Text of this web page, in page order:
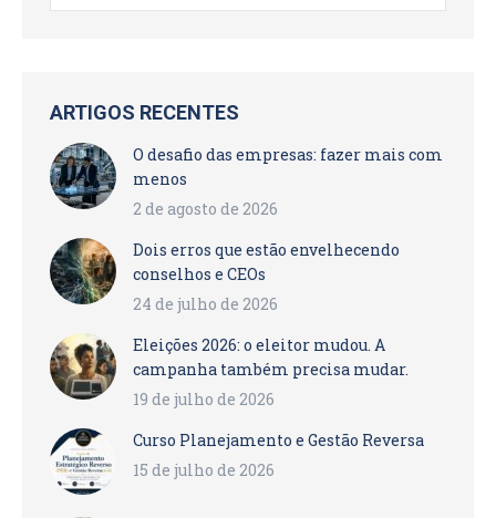
ARTIGOS RECENTES
O desafio das empresas: fazer mais com
menos
2 de agosto de 2026
Dois erros que estão envelhecendo
conselhos e CEOs
24 de julho de 2026
Eleições 2026: o eleitor mudou. A
campanha também precisa mudar.
19 de julho de 2026
Curso Planejamento e Gestão Reversa
15 de julho de 2026